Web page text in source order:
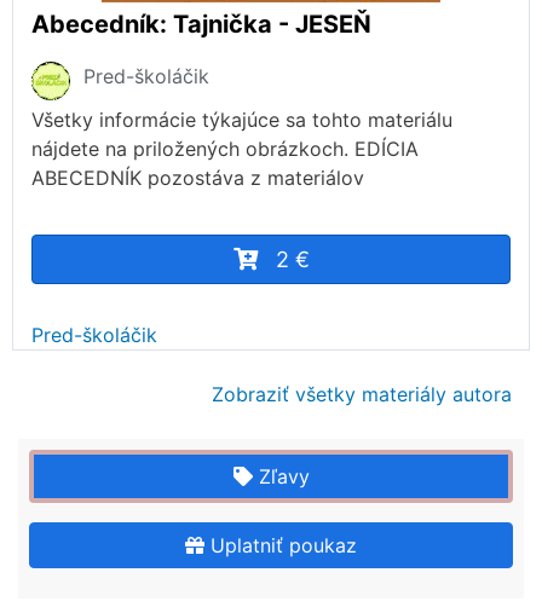
Abecedník: Tajnička - JESEŇ
Pred-školáčik
Všetky informácie týkajúce sa tohto materiálu
nájdete na priložených obrázkoch. EDÍCIA
ABECEDNÍK pozostáva z materiálov
2 €
Pred-školáčik
Zobraziť všetky materiály autora
Zľavy
Uplatniť poukaz